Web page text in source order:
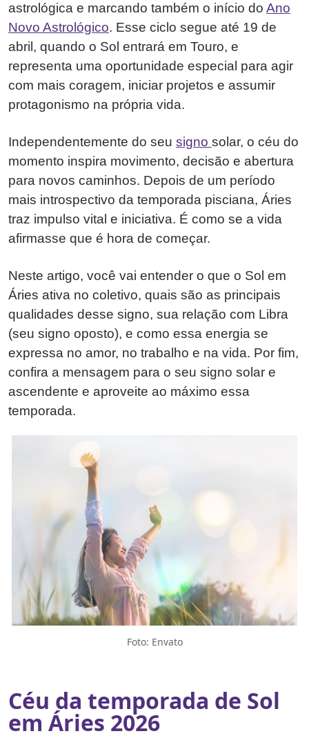
astrológica e marcando também o início do Ano
Novo Astrológico. Esse ciclo segue até 19 de
abril, quando o Sol entrará em Touro, e
representa uma oportunidade especial para agir
com mais coragem, iniciar projetos e assumir
protagonismo na própria vida.
Independentemente do seu signo solar, o céu do
momento inspira movimento, decisão e abertura
para novos caminhos. Depois de um período
mais introspectivo da temporada pisciana, Áries
traz impulso vital e iniciativa. É como se a vida
afirmasse que é hora de começar.
Neste artigo, você vai entender o que o Sol em
Áries ativa no coletivo, quais são as principais
qualidades desse signo, sua relação com Libra
(seu signo oposto), e como essa energia se
expressa no amor, no trabalho e na vida. Por fim,
confira a mensagem para o seu signo solar e
ascendente e aproveite ao máximo essa
temporada.
Foto: Envato
Céu da temporada de Sol
em Áries 2026